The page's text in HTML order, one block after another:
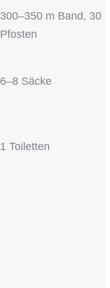
300–350 m Band, 30
Pfosten
6–8 Säcke
1 Toiletten